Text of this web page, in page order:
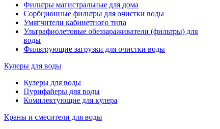
Фильтры магистральные для дома
Сорбционные фильтры для очистки воды
Умягчители кабинетного типа
Ультрафиолетовые обеззараживатели (фильтры) для
воды
Фильтрующие загрузки для очистки воды
Кулеры для воды
Кулеры для воды
Пурифайеры для воды
Комплектующие для кулера
Краны и смесители для воды